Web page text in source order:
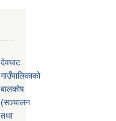
देवघाट
गाउँपालिकाको
बालकोष
(सञ्चालन
तथा